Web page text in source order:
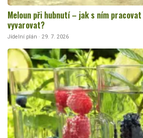
Meloun při hubnutí – jak s ním
vyvarovat?
Jídelní plán · 29. 7. 2026